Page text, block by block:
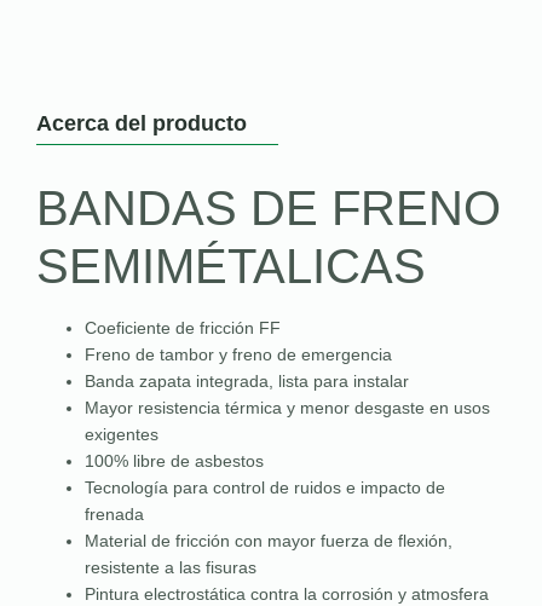
Acerca del producto
BANDAS DE FRENO
SEMIMÉTALICAS
Coeficiente de fricción FF
Freno de tambor y freno de emergencia
Banda zapata integrada, lista para instalar
Mayor resistencia térmica y menor desgaste en usos
exigentes
100% libre de asbestos
Tecnología para control de ruidos e impacto de
frenada
Material de fricción con mayor fuerza de flexión,
resistente a las fisuras
Pintura electrostática contra la corrosión y atmosfera